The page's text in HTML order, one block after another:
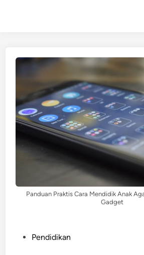
Panduan Praktis Cara Mendidik Anak
Gadget
PostedPendidikan